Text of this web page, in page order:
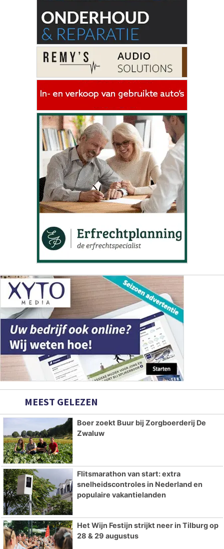
MEEST GELEZEN
Boer zoekt Buur bij Zorgboerderij De
Zwaluw
Flitsmarathon van start: extra
snelheidscontroles in Nederland en
populaire vakantielanden
Het Wijn Festijn strijkt neer in Tilburg op
28 & 29 augustus